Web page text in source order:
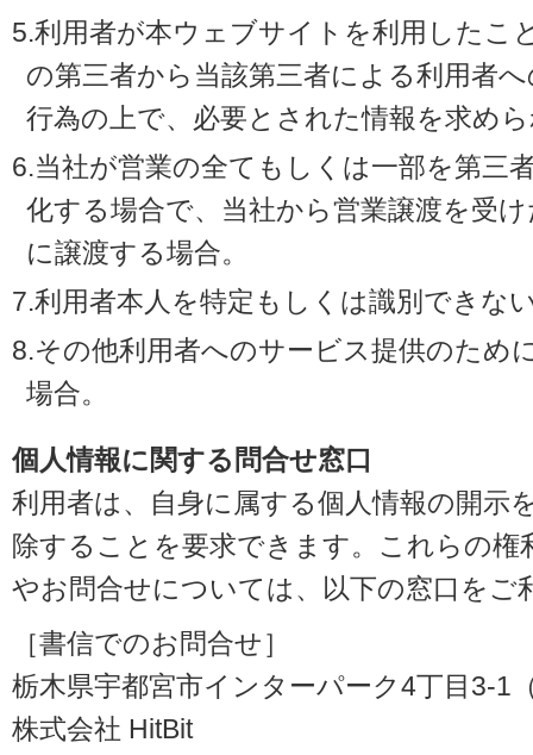
5.利用者が本ウェブサイトを利用したこ
の第三者から当該第三者による利用者
行為の上で、必要とされた情報を求め
6.当社が営業の全てもしくは一部を第三
化する場合で、当社から営業譲渡を受
に譲渡する場合。
7.利用者本人を特定もしくは識別できな
8.その他利用者へのサービス提供のため
場合。
個人情報に関する問合せ窓口
利用者は、自身に属する個人情報の開示
除することを要求できます。これらの権
やお問合せについては、以下の窓口をご
［書信でのお問合せ］
栃木県宇都宮市インターパーク4丁目3-1
株式会社 HitBit